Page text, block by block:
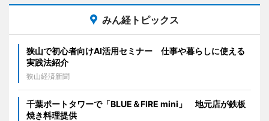
みん経トピックス
狭山で初心者向けAI活用セミナー 仕事や暮らしに使える
実践法紹介
狭山経済新聞
千葉ポートタワーで「BLUE＆FIRE mini」 地元店が鉄板
焼き料理提供